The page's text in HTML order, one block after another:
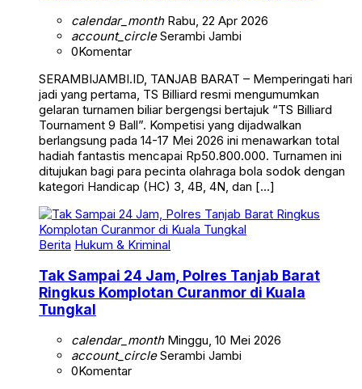
calendar_monthRabu, 22 Apr 2026
account_circleSerambi Jambi
0Komentar
SERAMBIJAMBI.ID, TANJAB BARAT – Memperingati hari
jadi yang pertama, TS Billiard resmi mengumumkan
gelaran turnamen biliar bergengsi bertajuk “TS Billiard
Tournament 9 Ball”. Kompetisi yang dijadwalkan
berlangsung pada 14-17 Mei 2026 ini menawarkan total
hadiah fantastis mencapai Rp50.800.000. Turnamen ini
ditujukan bagi para pecinta olahraga bola sodok dengan
kategori Handicap (HC) 3, 4B, 4N, dan […]
Berita Hukum & Kriminal
Tak Sampai 24 Jam, Polres Tanjab Barat
Ringkus Komplotan Curanmor di Kuala
Tungkal
calendar_monthMinggu, 10 Mei 2026
account_circleSerambi Jambi
0Komentar